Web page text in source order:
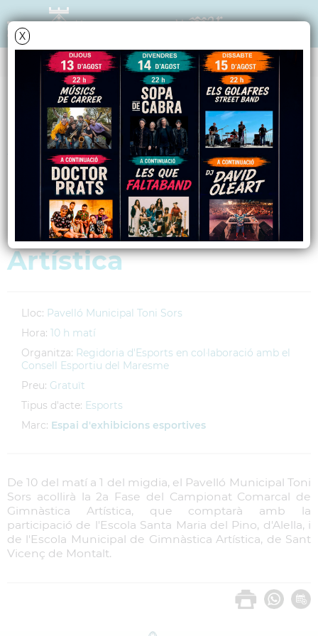
X
AGENDA
Diumenge 14 març 2010
2a Fase del
Campionat Comarcal
de Gimnàstica
Artística
Lloc: Pavelló Municipal Toni Sors
Hora: 10 h matí
Organitza: Regidoria d'Esports en col·laboració amb el
Consell Esportiu del Maresme
Preu: Gratuït
Tipus d'acte: Esports
Marc: Espai d'exhibicions esportives
De 10 del matí a 1 del migdia, el Pavelló Municipal Toni
Sors acollirà la 2a Fase del Campionat Comarcal de
Gimnàstica Artística, que comptarà amb la
participació de l'Escola Santa Maria del Pino, d'Alella, i
de l'Escola Municipal de Gimnàstica Artística, de Sant
Vicenç de Montalt.